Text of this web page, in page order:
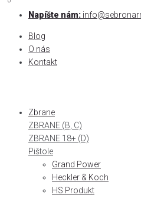
Skip
content
Napíšte nám:
Blog
O nás
Kontakt
Zbrane
ZBRANE (B, C)
ZBRANE 18+ (D)
Pištole
Grand Power
Heckler & Koch
HS Produkt